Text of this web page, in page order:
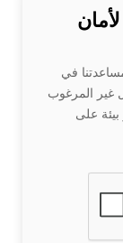
في
غير المرغوب
على